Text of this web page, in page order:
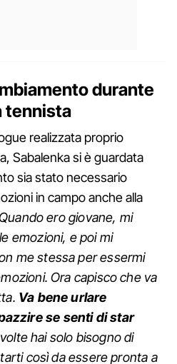
durante
tennista
realizzata proprio
Sabalenka si è guardata
sia stato necessario
in campo anche alla
ero giovane, mi
emozioni, e poi mi
me stessa per essermi
Ora capisco che va
Va bene urlare
se senti di star
hai solo bisogno di
così da essere pronta a